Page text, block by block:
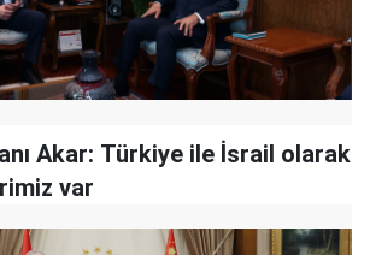
Akar: Türkiye ile İsrail olarak
var